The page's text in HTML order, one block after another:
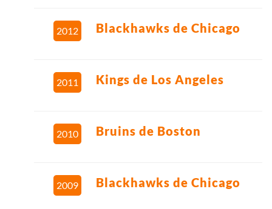
2012 Blackhawks de Chicago
2011 Kings de Los Angeles
2010 Bruins de Boston
2009 Blackhawks de Chicago